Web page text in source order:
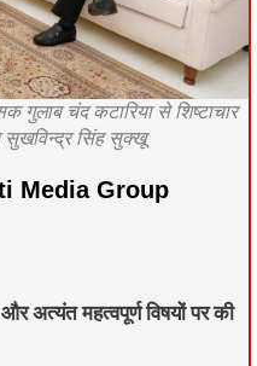
गुलाब चंद कटारिया से शिष्टाचार
सुखविन्द्र सिंह सुक्खू
Media Group
अत्यंत महत्वपूर्ण विषयों पर की